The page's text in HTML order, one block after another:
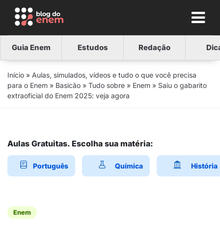
Guia Enem Estudos Redação
Início » Aulas, simulados, vídeos e tudo o que você precisa
para o Enem » Basicão » Tudo sobre » Enem » Saiu o gabarito
extraoficial do Enem 2025: veja agora
Aulas Gratuitas. Escolha sua matéria:
Português Química História
Enem